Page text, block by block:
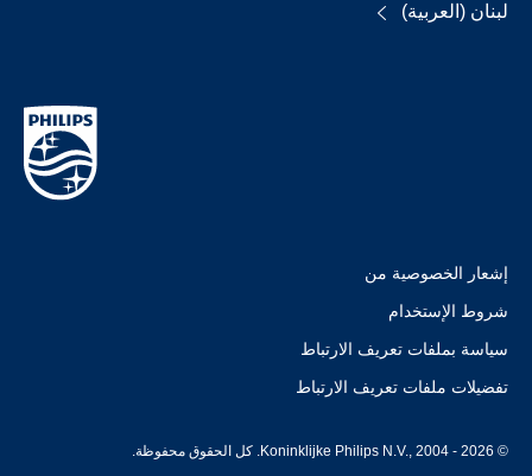
لبنان (العربية)
إشعار الخصوصية من
شروط الإستخدام
سياسة بملفات تعريف الارتباط
تفضيلات ملفات تعريف الارتباط
© Koninklijke Philips N.V., 2004 - 2026. كل الحقوق محفوظة.